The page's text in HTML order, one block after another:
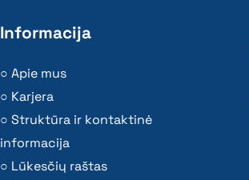
Informacija
Apie mus
Karjera
Struktūra ir kontaktinė
informacija
Lūkesčių raštas